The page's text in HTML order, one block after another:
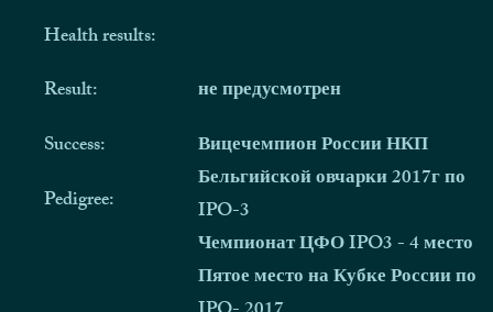
Health results:
Result:
Success:
Pedigree:
не предусмотрен
Вицечемпион России НКП
Бельгийской овчарки 2017г по
IPO-3
Чемпионат ЦФО IPO3 - 4 место
Пятое место на Кубке России по